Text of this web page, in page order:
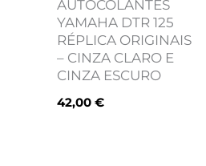
AUTOCOLANTES
YAMAHA DTR 125
RÉPLICA ORIGINAIS
– CINZA CLARO E
CINZA ESCURO
42,00 €